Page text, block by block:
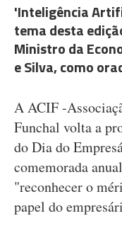
'Inteligência
tema desta
Ministro da
e Silva, como
A ACIF -
Funchal volta a
do Dia do
comemorada
"reconhecer o
papel do